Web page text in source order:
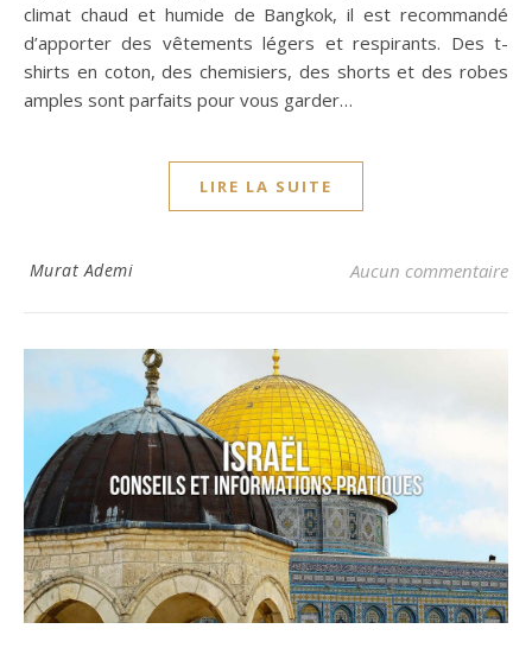
climat chaud et humide de Bangkok, il est recommandé
d’apporter des vêtements légers et respirants. Des t-
shirts en coton, des chemisiers, des shorts et des robes
amples sont parfaits pour vous garder…
LIRE LA SUITE
Murat Ademi Aucun commentaire